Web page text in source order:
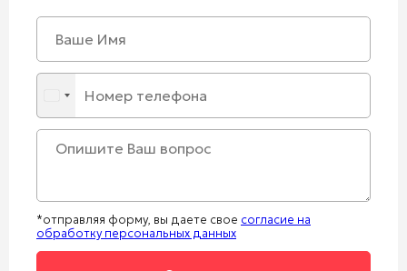
*отправляя форму, вы даете свое согласие на
обработку персональных данных